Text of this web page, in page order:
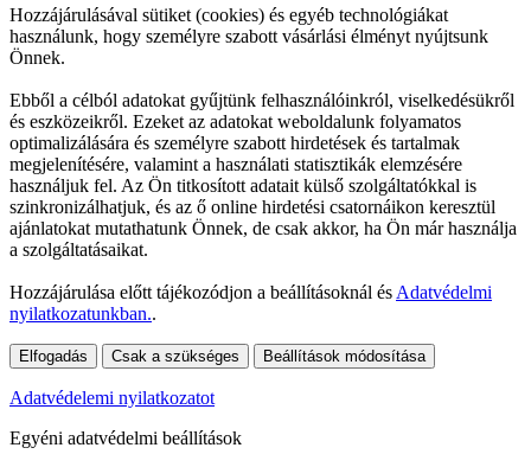
Hozzájárulásával sütiket (cookies) és egyéb technológiákat
használunk, hogy személyre szabott vásárlási élményt nyújtsunk
Önnek.
Ebből a célból adatokat gyűjtünk felhasználóinkról, viselkedésükről
és eszközeikről. Ezeket az adatokat weboldalunk folyamatos
optimalizálására és személyre szabott hirdetések és tartalmak
megjelenítésére, valamint a használati statisztikák elemzésére
használjuk fel. Az Ön titkosított adatait külső szolgáltatókkal is
szinkronizálhatjuk, és az ő online hirdetési csatornáikon keresztül
ajánlatokat mutathatunk Önnek, de csak akkor, ha Ön már használja
a szolgáltatásaikat.
Hozzájárulása előtt tájékozódjon a beállításoknál és Adatvédelmi
nyilatkozatunkban..
Elfogadás Csak a szükséges Beállítások módosítása
Adatvédelemi nyilatkozatot
Egyéni adatvédelmi beállítások